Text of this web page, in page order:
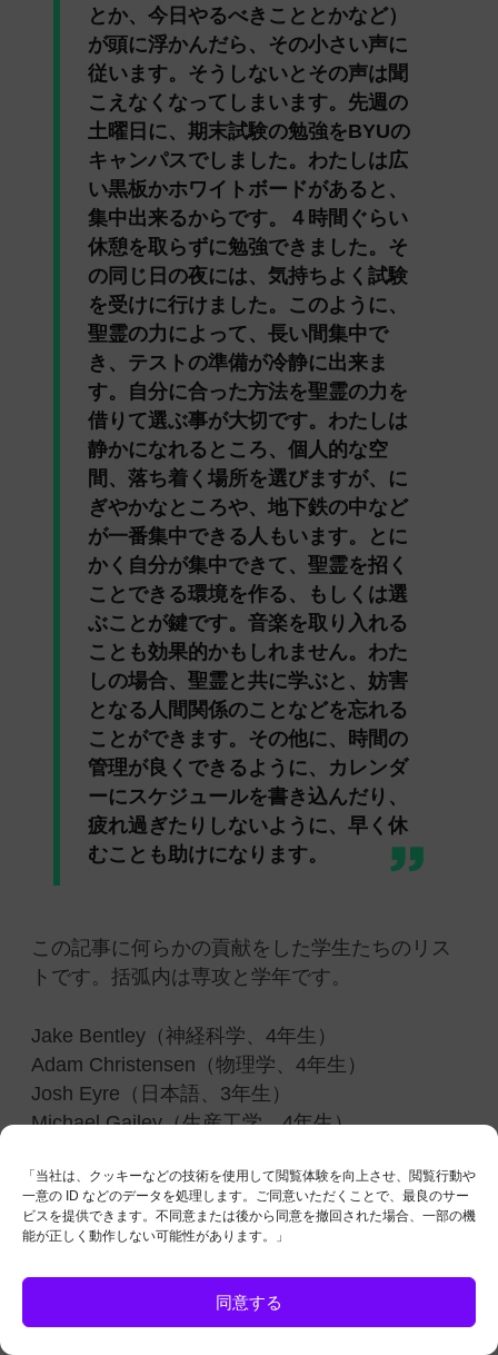
「当社は、クッキーなどの技術を使用して閲覧体験を向上させ、閲覧行動や
一意の ID などのデータを処理します。ご同意いただくことで、最良のサー
ビスを提供できます。不同意または後から同意を撤回された場合、一部の機
能が正しく動作しない可能性があります。」
同意する
とか、今日やるべきこととかなど）
が頭に浮かんだら、その小さい声に
従います。そうしないとその声は聞
こえなくなってしまいます。先週の
土曜日に、期末試験の勉強をBYUの
キャンパスでしました。わたしは広
い黒板かホワイトボードがあると、
集中出来るからです。４時間ぐらい
休憩を取らずに勉強できました。そ
の同じ日の夜には、気持ちよく試験
を受けに行けました。このように、
聖霊の力によって、長い間集中で
き、テストの準備が冷静に出来ま
す。自分に合った方法を聖霊の力を
借りて選ぶ事が大切です。わたしは
静かになれるところ、個人的な空
間、落ち着く場所を選びますが、に
ぎやかなところや、地下鉄の中など
が一番集中できる人もいます。とに
かく自分が集中できて、聖霊を招く
ことできる環境を作る、もしくは選
ぶことが鍵です。音楽を取り入れる
ことも効果的かもしれません。わた
しの場合、聖霊と共に学ぶと、妨害
となる人間関係のことなどを忘れる
ことができます。その他に、時間の
管理が良くできるように、カレンダ
ーにスケジュールを書き込んだり、
疲れ過ぎたりしないように、早く休
むことも助けになります。
この記事に何らかの貢献をした学生たちのリス
トです。括弧内は専攻と学年です。
Jake Bentley（神経科学、4年生）
Adam Christensen（物理学、4年生）
Josh Eyre（日本語、3年生）
Michael Gailey（生産工学、4年生）
Andy Hassell（政治学、3年生）
Sayaka Herrera（日本語、4年生）
Steven Leach（日本語、4年生）
Matthew Lutz（専攻未定、3年生）
Lauren Schlueter（日本語、4年生）